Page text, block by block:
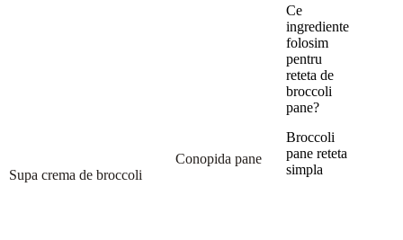
Supa crema de broccoli
Conopida pane
Ce
ingrediente
folosim
pentru
reteta de
broccoli
pane?
Broccoli
pane reteta
simpla